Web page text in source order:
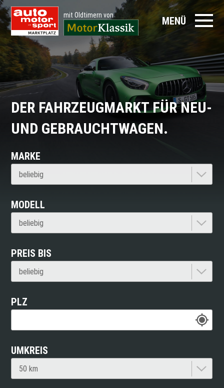
mit Oldtimern von MENÜ
DER FAHRZEUGMARKT FÜR NEU-
UND GEBRAUCHTWAGEN.
MARKE
MODELL
PREIS BIS
PLZ
UMKREIS